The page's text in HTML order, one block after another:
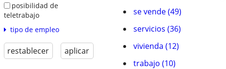
posibilidad de
teletrabajo
tipo de empleo
restablecer aplicar
se vende (49)
servicios (36)
vivienda (12)
trabajo (10)